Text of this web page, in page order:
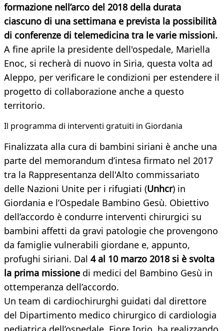
formazione nell’arco del 2018 della durata
ciascuno di una settimana e prevista la possibilità
di conferenze di telemedicina tra le varie missioni.
A fine aprile la presidente dell'ospedale, Mariella
Enoc, si recherà di nuovo in Siria, questa volta ad
Aleppo, per verificare le condizioni per estendere il
progetto di collaborazione anche a questo
territorio.
Il programma di interventi gratuiti in Giordania
Finalizzata alla cura di bambini siriani è anche una
parte del memorandum d’intesa firmato nel 2017
tra la Rappresentanza dell'Alto commissariato
delle Nazioni Unite per i rifugiati (Unhcr) in
Giordania e l’Ospedale Bambino Gesù. Obiettivo
dell’accordo è condurre interventi chirurgici su
bambini affetti da gravi patologie che provengono
da famiglie vulnerabili giordane e, appunto,
profughi siriani. Dal 4 al 10 marzo 2018 si è svolta
la prima missione di medici del Bambino Gesù in
ottemperanza dell’accordo.
Un team di cardiochirurghi guidati dal direttore
del Dipartimento medico chirurgico di cardiologia